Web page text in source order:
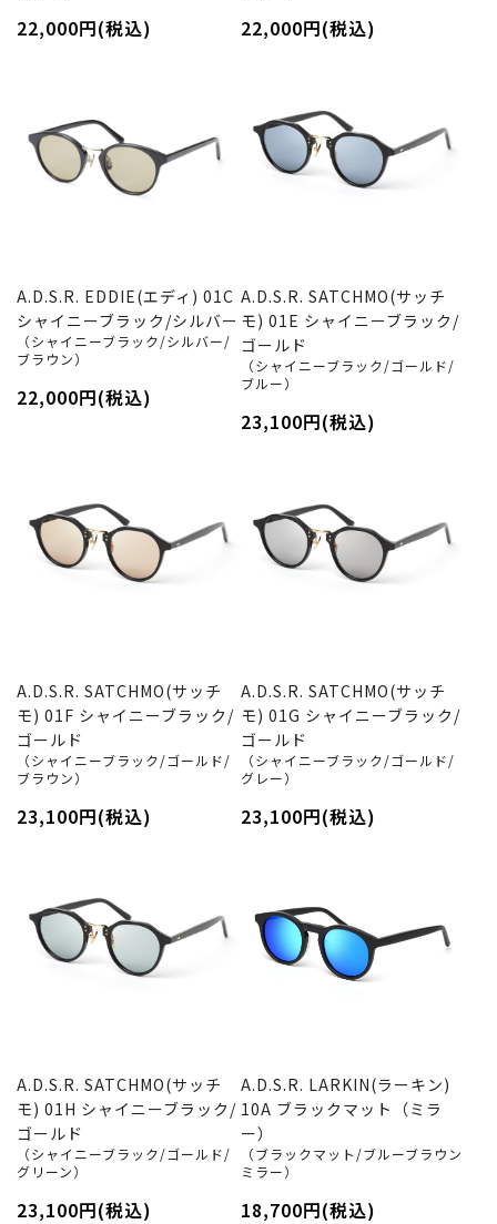
22,000円(税込) 22,000円(税込)
A.D.S.R. EDDIE(エディ) 01C
シャイニーブラック/シルバー
（シャイニーブラック/シルバー/
ブラウン）
22,000円(税込)
A.D.S.R. SATCHMO(サッチ
モ) 01E シャイニーブラック/
ゴールド
（シャイニーブラック/ゴールド/
ブルー）
23,100円(税込)
A.D.S.R. SATCHMO(サッチ
モ) 01F シャイニーブラック/
ゴールド
（シャイニーブラック/ゴールド/
ブラウン）
23,100円(税込)
A.D.S.R. SATCHMO(サッチ
モ) 01G シャイニーブラック/
ゴールド
（シャイニーブラック/ゴールド/
グレー）
23,100円(税込)
A.D.S.R. SATCHMO(サッチ
モ) 01H シャイニーブラック/
ゴールド
（シャイニーブラック/ゴールド/
グリーン）
23,100円(税込)
A.D.S.R. LARKIN(ラーキン)
10A ブラックマット（ミラ
ー）
（ブラックマット/ブルーブラウン
ミラー）
18,700円(税込)